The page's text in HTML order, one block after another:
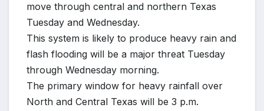
move through central and northern Texas
Tuesday and Wednesday.
This system is likely to produce heavy rain and
flash flooding will be a major threat Tuesday
through Wednesday morning.
The primary window for heavy rainfall over
North and Central Texas will be 3 p.m.